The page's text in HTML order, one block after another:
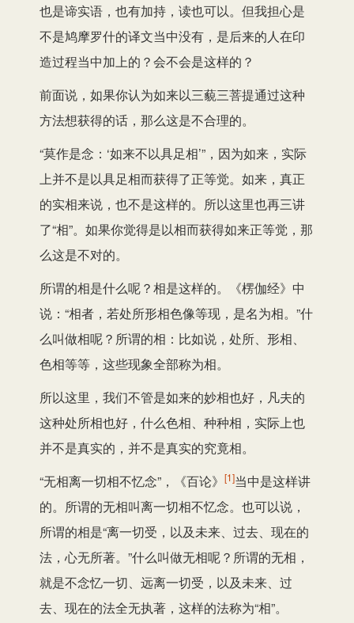
也是谛实语，也有加持，读也可以。但我担心是
不是鸠摩罗什的译文当中没有，是后来的人在印
造过程当中加上的？会不会是这样的？
前面说，如果你认为如来以三藐三菩提通过这种
方法想获得的话，那么这是不合理的。
“莫作是念：‘如来不以具足相’”，因为如来，实际
上并不是以具足相而获得了正等觉。如来，真正
的实相来说，也不是这样的。所以这里也再三讲
了“相”。如果你觉得是以相而获得如来正等觉，那
么这是不对的。
所谓的相是什么呢？相是这样的。《楞伽经》中
说：“相者，若处所形相色像等现，是名为相。”什
么叫做相呢？所谓的相：比如说，处所、形相、
色相等等，这些现象全部称为相。
所以这里，我们不管是如来的妙相也好，凡夫的
这种处所相也好，什么色相、种种相，实际上也
并不是真实的，并不是真实的究竟相。
“无相离一切相不忆念”，《百论》 [1]当中是这样讲
的。所谓的无相叫离一切相不忆念。也可以说，
所谓的相是“离一切受，以及未来、过去、现在的
法，心无所著。”什么叫做无相呢？所谓的无相，
就是不念忆一切、远离一切受，以及未来、过
去、现在的法全无执著，这样的法称为“相”。